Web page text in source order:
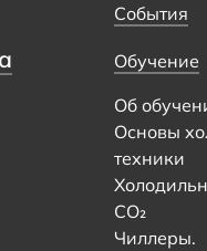
События
Обучение
Об
Основы
техники
CO₂
Чиллеры.